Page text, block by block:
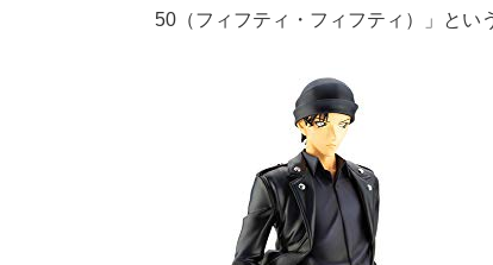
50（フィフティ・フィフティ）」とい